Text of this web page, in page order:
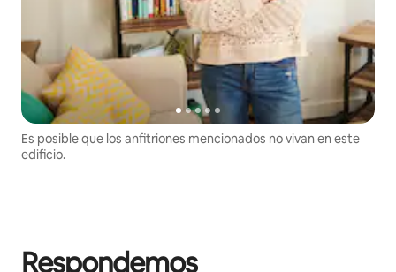
Es posible que los anfitriones mencionados no vivan en este
edificio.
Respondemos